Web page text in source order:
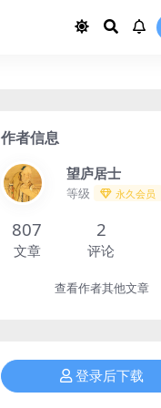
作者信息
望庐居士
等级 永久会员
807
文章
2
评论
查看作者其他文章
登录后下载